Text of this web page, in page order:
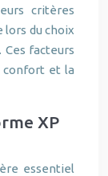
critères
du choix
facteurs
confort et la
XP
essentiel